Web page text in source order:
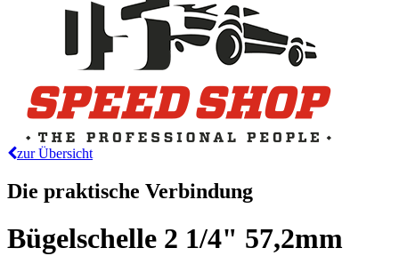
zur Übersicht
Die praktische Verbindung
Bügelschelle 2 1/4" 57,2mm